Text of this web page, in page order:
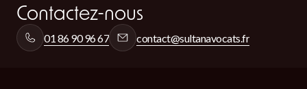
Contactez-nous
01 86 90 96 67 contact@sultanavocats.fr